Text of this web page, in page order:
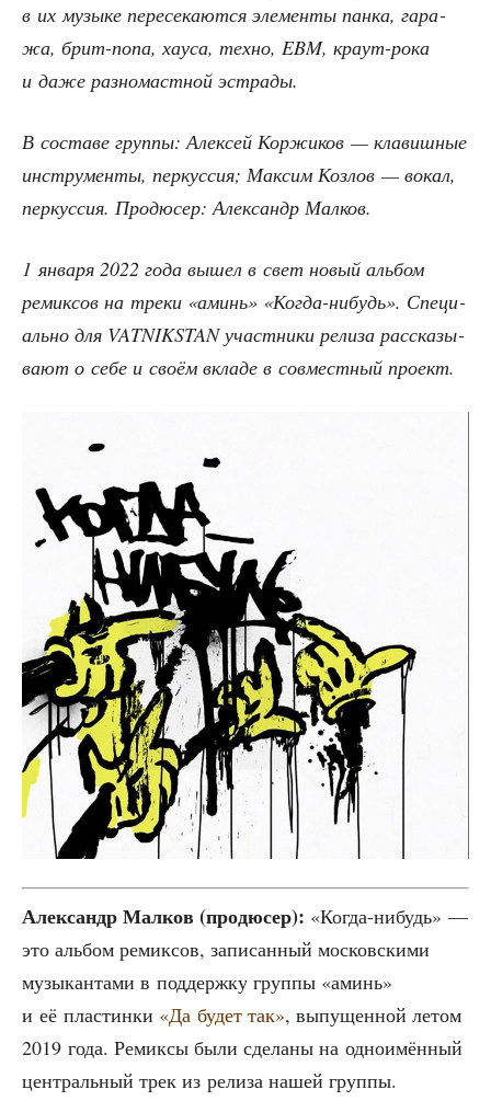
в их музы­ке пере­се­ка­ют­ся эле­мен­ты пан­ка, гара­
жа, брит-попа, хау­са, тех­но, EBM, кра­ут-рока
и даже раз­но­маст­ной эстрады.
В соста­ве груп­пы: Алек­сей Кор­жи­ков — кла­виш­ные
инстру­мен­ты, пер­кус­сия; Мак­сим Коз­лов — вокал,
пер­кус­сия. Про­дю­сер: Алек­сандр Малков.
1 янва­ря 2022 года вышел в свет новый аль­бом
реми­к­сов на тре­ки «аминь» «Когда-нибудь». Спе­ци­
аль­но для VATNIKSTAN участ­ни­ки рели­за рас­ска­зы­
ва­ют о себе и сво­ём вкла­де в сов­мест­ный проект.
Алек­сандр Мал­ков (про­дю­сер): «Когда-нибудь» —
это аль­бом реми­к­сов, запи­сан­ный мос­ков­ски­ми
музы­кан­та­ми в под­держ­ку груп­пы «аминь»
и её пла­стин­ки «Да будет так», выпу­щен­ной летом
2019 года. Реми­к­сы были сде­ла­ны на одно­имён­ный
цен­траль­ный трек из рели­за нашей группы.